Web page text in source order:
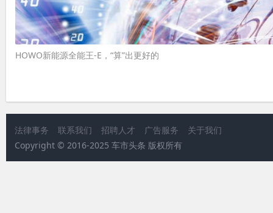
HOWO新能源全能王-E，“算”出更好的
法律事务 联系我们 招聘人才 广告服务
关于我们
Copyright © 2016-2025 车市头条 版权所有